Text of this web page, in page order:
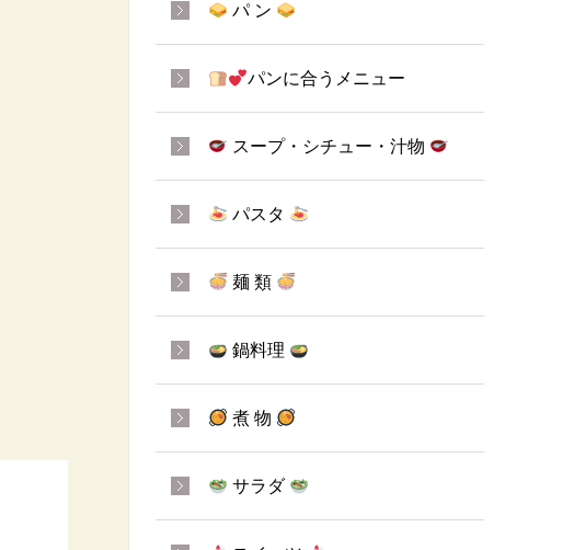
パ ン
パンに合うメニュー
スープ・シチュー・汁物
パスタ
麺 類
鍋料理
煮 物
サラダ